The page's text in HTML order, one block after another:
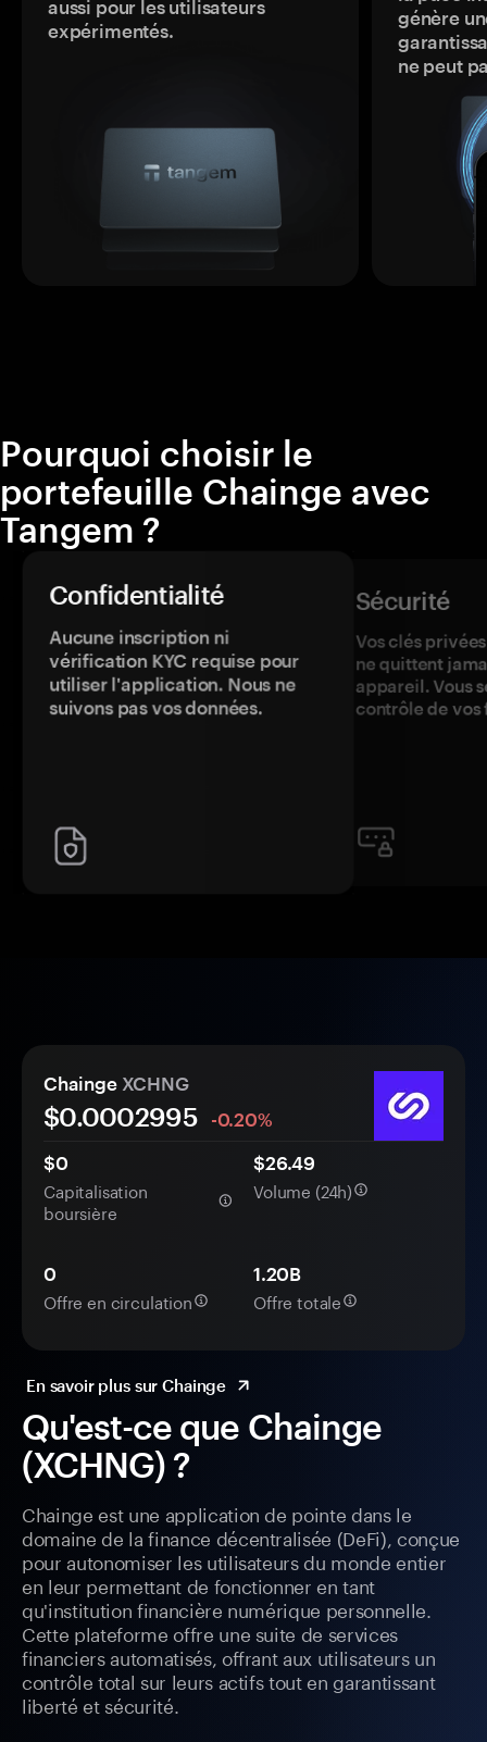
aussi pour les utilisateurs
expérimentés.
génère
ne peut
Pourquoi choisir le
portefeuille Chainge avec
Tangem ?
Confidentialité
Aucune inscription ni
vérification KYC requise pour
utiliser l'application. Nous ne
suivons pas vos données.
Sécurité
Vos clés
ne quittent
appareil. Vous
contrôle de vos
Qu'est-ce que Chainge
(XCHNG) ?
Chainge est une application de pointe dans le
domaine de la finance décentralisée (DeFi), conçue
pour autonomiser les utilisateurs du monde entier
en leur permettant de fonctionner en tant
qu'institution financière numérique personnelle.
Cette plateforme offre une suite de services
financiers automatisés, offrant aux utilisateurs un
contrôle total sur leurs actifs tout en garantissant
liberté et sécurité.
Chainge XCHNG
$0.0002995
-0.20%
$0
Capitalisation
boursière
$26.49
Volume (24h)
0
Offre en circulation
1.20B
Offre totale
En savoir plus sur Chainge